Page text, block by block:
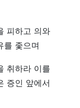
피하고 의와
를 좇으며
취하라 이를
증인 앞에서